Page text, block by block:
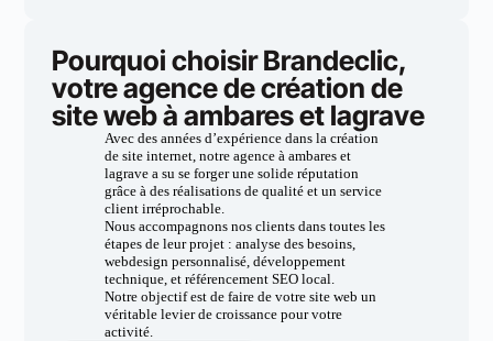
Pourquoi choisir Brandeclic,
votre agence de création de
site web à ambares et lagrave
Avec des années d’expérience dans la création
de site internet, notre agence à ambares et
lagrave a su se forger une solide réputation
grâce à des réalisations de qualité et un service
client irréprochable.
Nous accompagnons nos clients dans toutes les
étapes de leur projet : analyse des besoins,
webdesign personnalisé, développement
technique, et référencement SEO local.
Notre objectif est de faire de votre site web un
véritable levier de croissance pour votre
activité.